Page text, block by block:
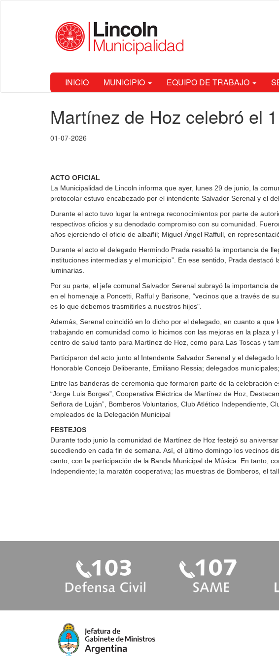
de Lincoln
INICIO MUNICIPIO EQUIPO DE TRABAJO
Contenido
principal
Martínez de Hoz celebró el
01-07-2026
ACTO OFICIAL
La Municipalidad de Lincoln informa que ayer, lunes 29 de junio, la
protocolar estuvo encabezado por el intendente Salvador Serenal y el
Durante el acto tuvo lugar la entrega reconocimientos por parte de
respectivos oficios y su denodado compromiso con su comunidad.
años ejerciendo el oficio de albañil; Miguel Ángel Raffull, en
Durante el acto el delegado Hermindo Prada resaltó la importancia de
instituciones intermedias y el municipio”. En ese sentido, Prada
luminarias.
Por su parte, el jefe comunal Salvador Serenal subrayó la importancia
en el homenaje a Poncetti, Rafful y Barisone, “vecinos que a través de
es lo que debemos trasmitirles a nuestros hijos".
Además, Serenal coincidió en lo dicho por el delegado, en cuanto a
trabajando en comunidad como lo hicimos con las mejoras en la plaza
centro de salud tanto para Martínez de Hoz, como para Las Toscas y
Participaron del acto junto al Intendente Salvador Serenal y el
Honorable Concejo Deliberante, Emiliano Ressia; delegados
Entre las banderas de ceremonia que formaron parte de la celebración
“Jorge Luis Borges”, Cooperativa Eléctrica de Martínez de Hoz,
Señora de Luján”, Bomberos Voluntarios, Club Atlético Independiente,
empleados de la Delegación Municipal
FESTEJOS
Durante todo junio la comunidad de Martínez de Hoz festejó su
sucediendo en cada fin de semana. Así, el último domingo los vecinos
canto, con la participación de la Banda Municipal de Música. En tanto,
Independiente; la maratón cooperativa; las muestras de Bomberos, el